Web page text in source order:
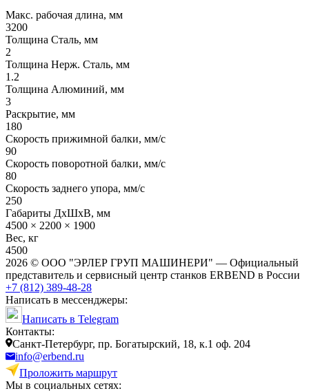
Макс. рабочая длина, мм
3200
Толщина Сталь, мм
2
Толщина Нерж. Сталь, мм
1.2
Толщина Алюминий, мм
3
Раскрытие, мм
180
Скорость прижимной балки, мм/с
90
Скорость поворотной балки, мм/с
80
Скорость заднего упора, мм/с
250
Габариты ДхШхВ, мм
4500 × 2200 × 1900
Вес, кг
4500
2026 © ООО "ЭРЛЕР ГРУП МАШИНЕРИ" — Официальный
представитель и сервисный центр станков ERBEND в России
+7 (812) 389-48-28
Написать в мессенджеры:
Написать в Telegram
Контакты:
Cанкт-Петербург, пр. Богатырский, 18, к.1 оф. 204
info@erbend.ru
Проложить маршрут
Мы в социальных сетях: